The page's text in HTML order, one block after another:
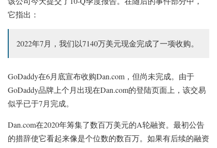
它指出：
2022年7月，我们以7140万美元现金完成了一项收购。
GoDaddy在6月底宣布收购Dan.com，但尚未完成。由于
GoDaddy品牌上个月出现在Dan.com的登陆页面上，该交易
似乎已于7月完成。
Dan.com在2020年筹集了数百万美元的A轮融资。最初公告
的措辞使它看起来像是个位数的数百万。如果有后续的融资